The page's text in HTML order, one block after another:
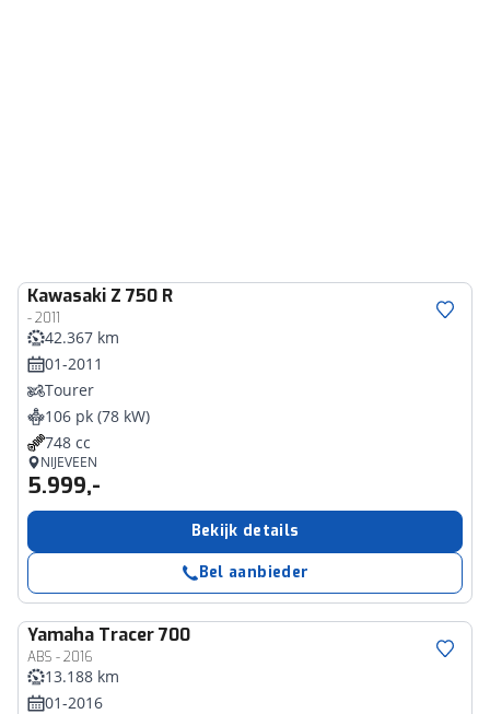
Kawasaki Z 750 R
- 2011
42.367 km
01-2011
Tourer
106 pk (78 kW)
748 cc
NIJEVEEN
5.999,-
Bekijk details
Bel aanbieder
Yamaha Tracer 700
ABS - 2016
13.188 km
01-2016